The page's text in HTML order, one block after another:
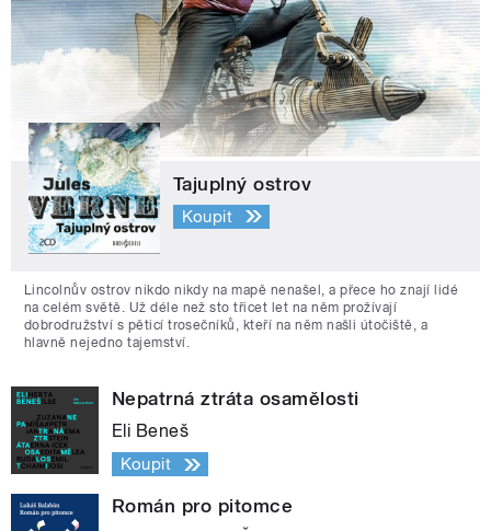
Tajuplný ostrov
Koupit
Lincolnův ostrov nikdo nikdy na mapě nenašel, a přece ho znají lidé
na celém světě. Už déle než sto třicet let na něm prožívají
dobrodružství s pěticí trosečníků, kteří na něm našli útočiště, a
hlavně nejedno tajemství.
Nepatrná ztráta osamělosti
Eli Beneš
Koupit
Román pro pitomce